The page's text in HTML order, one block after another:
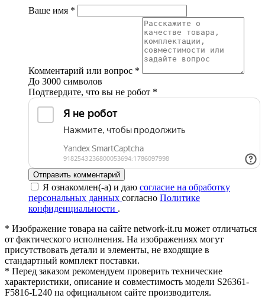
Ваше имя *
Комментарий или вопрос *
До 3000 символов
Подтвердите, что вы не робот *
Отправить комментарий
Я ознакомлен(-а) и даю согласие на обработку
персональных данных согласно Политике
конфиденциальности .
* Изображение товара на сайте network-it.ru может отличаться
от фактического исполнения. На изображениях могут
присутствовать детали и элементы, не входящие в
стандартный комплект поставки.
* Перед заказом рекомендуем проверить технические
характеристики, описание и совместимость модели S26361-
F5816-L240 на официальном сайте производителя.